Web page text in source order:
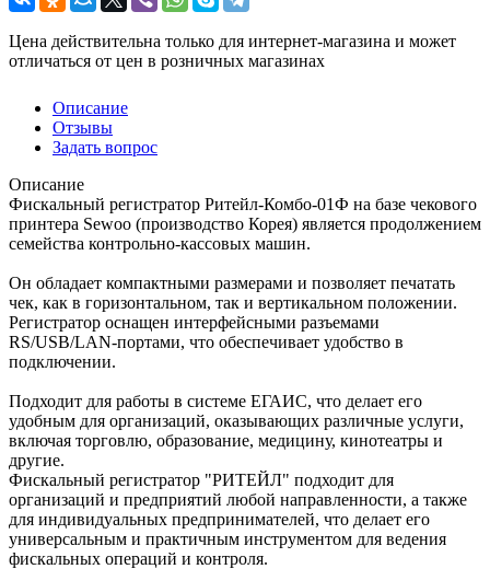
Цена действительна только для интернет-магазина и может
отличаться от цен в розничных магазинах
Описание
Отзывы
Задать вопрос
Описание
Фискальный регистратор Ритейл-Комбо-01Ф на базе чекового
принтера Sewoo (производство Корея) является продолжением
семейства контрольно-кассовых машин.
Он обладает компактными размерами и позволяет печатать
чек, как в горизонтальном, так и вертикальном положении.
Регистратор оснащен интерфейсными разъемами
RS/USB/LAN-портами, что обеспечивает удобство в
подключении.
Подходит для работы в системе ЕГАИС, что делает его
удобным для организаций, оказывающих различные услуги,
включая торговлю, образование, медицину, кинотеатры и
другие.
Фискальный регистратор "РИТЕЙЛ" подходит для
организаций и предприятий любой направленности, а также
для индивидуальных предпринимателей, что делает его
универсальным и практичным инструментом для ведения
фискальных операций и контроля.